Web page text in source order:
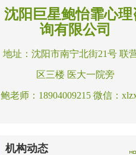
沈阳巨星鲍怡霏心理
询有限公司
地址：沈阳市南宁北街21号 联
区三楼 医大一院旁
鲍老师：18904009215 微信：
机构动态